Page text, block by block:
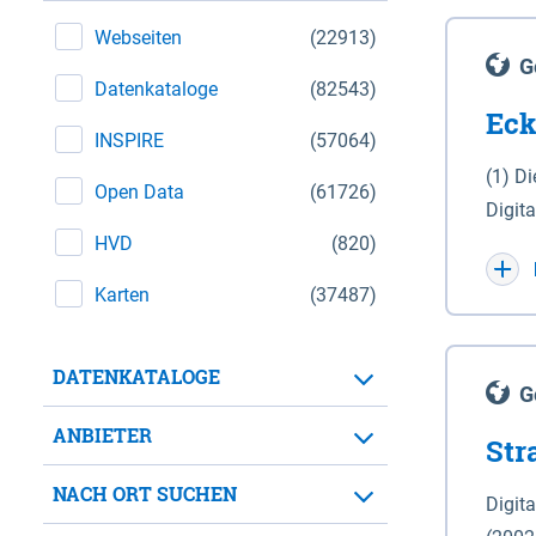
(22913)
Webseiten
(82543)
Datenkataloge
(57064)
INSPIRE
(61726)
Open Data
(820)
HVD
(37487)
Karten
DATENKATALOGE
ANBIETER
NACH ORT SUCHEN
(1)
WGS
für
der in